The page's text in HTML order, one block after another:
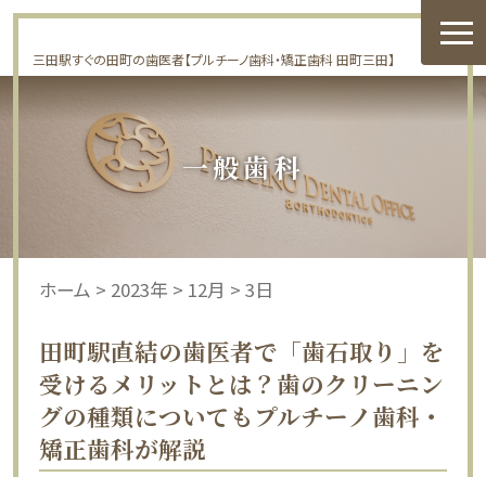
三田駅すぐの田町の歯医者【プルチーノ歯科・矯正歯科 田町三田】
一般歯科
ホーム > 2023年 > 12月 > 3日
田町駅直結の歯医者で「歯石取り」を
受けるメリットとは？歯のクリーニン
グの種類についてもプルチーノ歯科・
矯正歯科が解説